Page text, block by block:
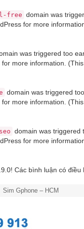
free domain was
for more
was triggered too
for more information.
domain was triggered
for more information.
domain was triggered
for more
Các bình luận có
Sim Gphone – HCM